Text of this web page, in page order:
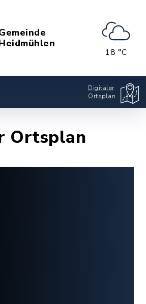
18 °C
Digitaler
Ortsplan
Ortsplan